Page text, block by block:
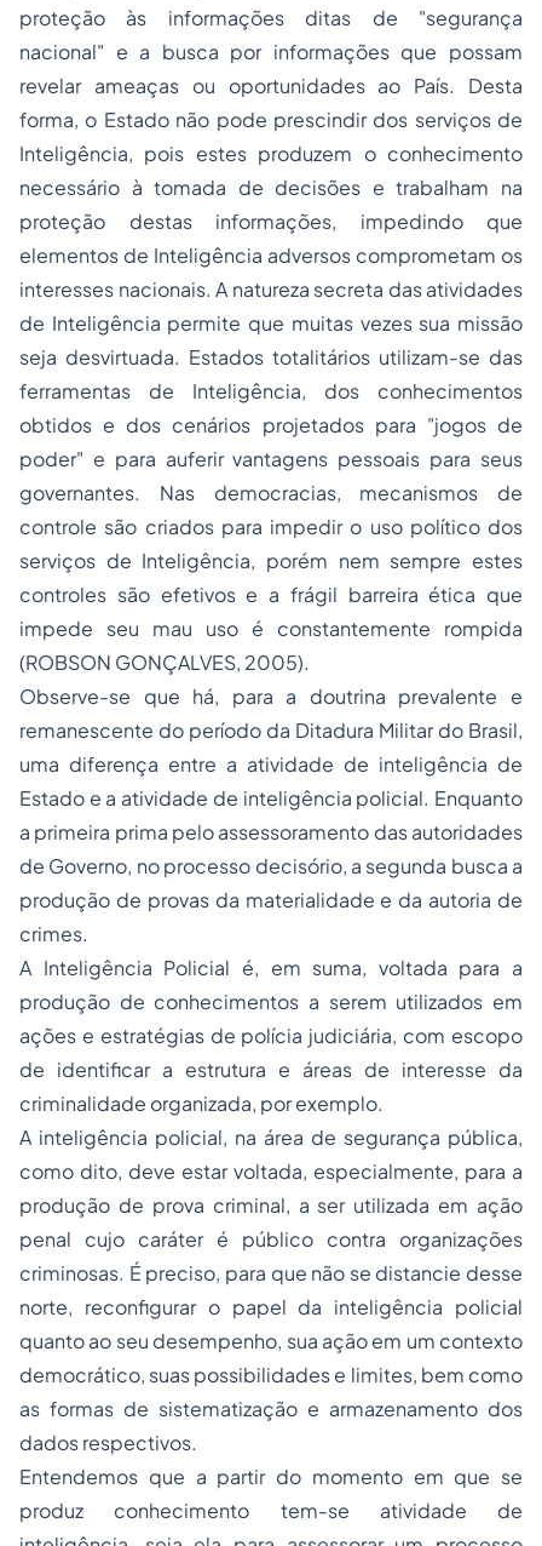
proteção às informações ditas de "segurança
nacional" e a busca por informações que possam
revelar ameaças ou oportunidades ao País. Desta
forma, o Estado não pode prescindir dos serviços de
Inteligência, pois estes produzem o conhecimento
necessário à tomada de decisões e trabalham na
proteção destas informações, impedindo que
elementos de Inteligência adversos comprometam os
interesses nacionais. A natureza secreta das atividades
de Inteligência permite que muitas vezes sua missão
seja desvirtuada. Estados totalitários utilizam-se das
ferramentas de Inteligência, dos conhecimentos
obtidos e dos cenários projetados para "jogos de
poder" e para auferir vantagens pessoais para seus
governantes. Nas democracias, mecanismos de
controle são criados para impedir o uso político dos
serviços de Inteligência, porém nem sempre estes
controles são efetivos e a frágil barreira ética que
impede seu mau uso é constantemente rompida
(ROBSON GONÇALVES, 2005).
Observe-se que há, para a doutrina prevalente e
remanescente do período da Ditadura Militar do Brasil,
uma diferença entre a atividade de inteligência de
Estado e a atividade de inteligência policial. Enquanto
a primeira prima pelo assessoramento das autoridades
de Governo, no processo decisório, a segunda busca a
produção de provas da materialidade e da autoria de
crimes.
A Inteligência Policial é, em suma, voltada para a
produção de conhecimentos a serem utilizados em
ações e estratégias de polícia judiciária, com escopo
de identificar a estrutura e áreas de interesse da
criminalidade organizada, por exemplo.
A inteligência policial, na área de segurança pública,
como dito, deve estar voltada, especialmente, para a
produção de prova criminal, a ser utilizada em ação
penal cujo caráter é público contra organizações
criminosas. É preciso, para que não se distancie desse
norte, reconfigurar o papel da inteligência policial
quanto ao seu desempenho, sua ação em um contexto
democrático, suas possibilidades e limites, bem como
as formas de sistematização e armazenamento dos
dados respectivos.
Entendemos que a partir do momento em que se
produz conhecimento tem-se atividade de